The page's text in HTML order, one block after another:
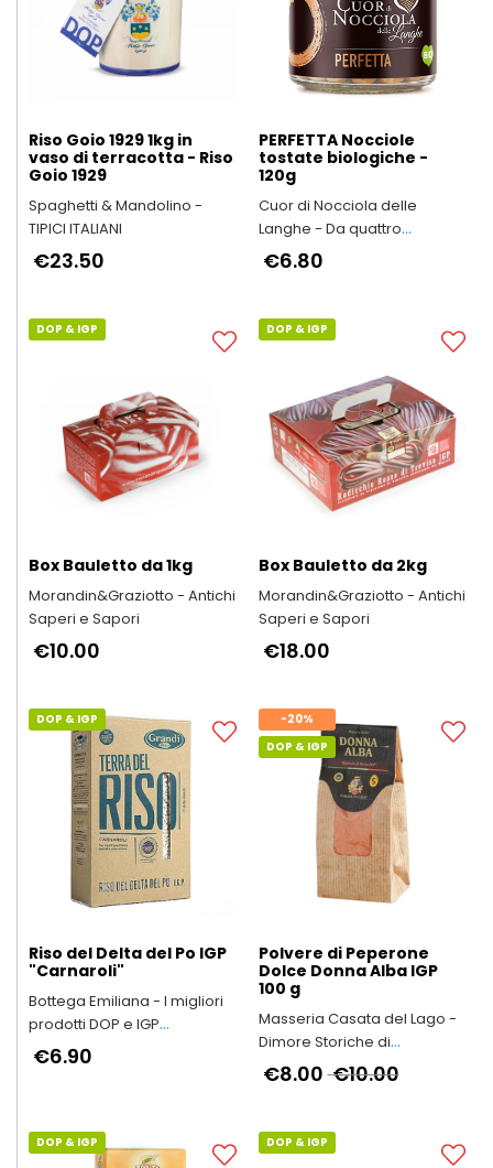
Riso Goio 1929 1kg in
vaso di terracotta - Riso
Goio 1929
Spaghetti & Mandolino -
TIPICI ITALIANI
€23.50
PERFETTA Nocciole
tostate biologiche -
120g
Cuor di Nocciola delle
Langhe - Da quattro
generazioni in Alta Langa
€6.80
DOP & IGP
Box Bauletto da 1kg
Morandin&Graziotto - Antichi
Saperi e Sapori
€10.00
DOP & IGP
Box Bauletto da 2kg
Morandin&Graziotto - Antichi
Saperi e Sapori
€18.00
DOP & IGP
Riso del Delta del Po IGP
"Carnaroli"
Bottega Emiliana - I migliori
prodotti DOP e IGP
dell'Emilia-Romagna
€6.90
-20%
DOP & IGP
Polvere di Peperone
Dolce Donna Alba IGP
100 g
Masseria Casata del Lago -
Dimore Storiche di
Eccellenza€10.00
€8.00
DOP & IGP DOP & IGP